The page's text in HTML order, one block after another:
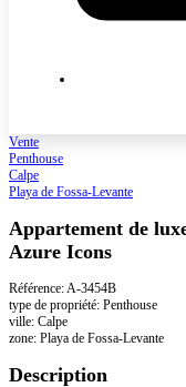
Vente
Penthouse
Calpe
Playa de Fossa-Levante
Appartement de
Azure Icons
Référence: A-3454B
type de propriété: Penthouse
ville: Calpe
zone: Playa de Fossa-Levante
Description